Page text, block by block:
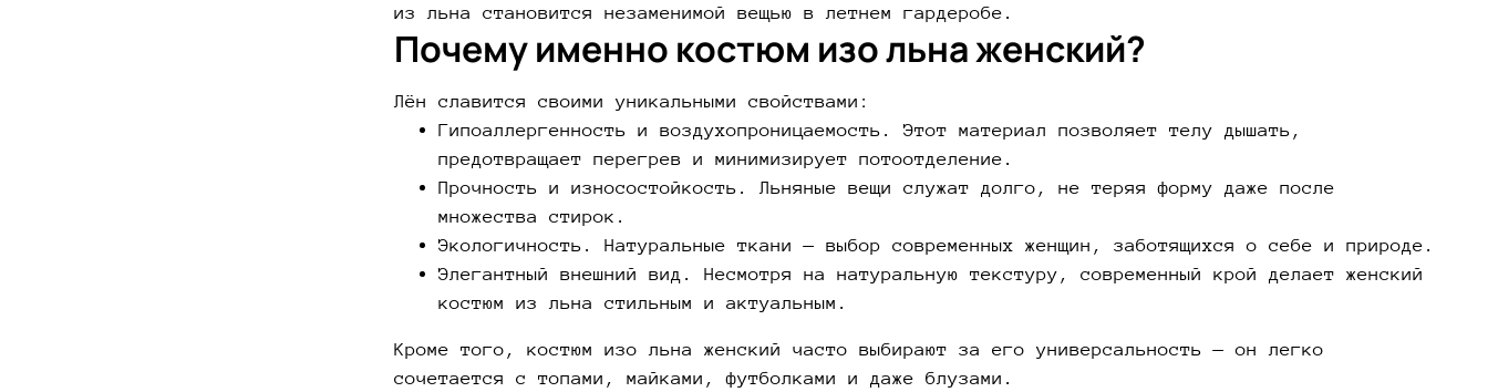
из льна становится незаменимой вещью в летнем гардеробе.
Почему именно костюм изо льна женский?
Лён славится своими уникальными свойствами:
Гипоаллергенность и воздухопроницаемость. Этот материал позволяет телу дышать,
предотвращает перегрев и минимизирует потоотделение.
Прочность и износостойкость. Льняные вещи служат долго, не теряя форму даже после
множества стирок.
Экологичность. Натуральные ткани — выбор современных женщин, заботящихся о себе и природе.
Элегантный внешний вид. Несмотря на натуральную текстуру, современный крой делает женский
костюм из льна стильным и актуальным.
Кроме того, костюм изо льна женский часто выбирают за его универсальность — он легко
сочетается с топами, майками, футболками и даже блузами.